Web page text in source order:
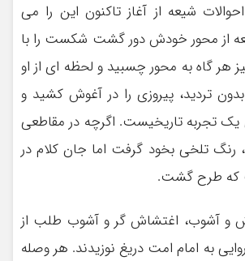
شیعه از آغاز تاکنون این را می
از محور خودش دور گشت شکست را با
هر گاه به محور چسبید و لحظه ای از او
تردید، پیروزی را در آغوش کشید و
تجربه تاریخیست. اگرچه در مقاطعی
رنگ تلخی بخود گرفت اما جان کلام در
که طرح گشت.
و آشوب، اغتشاش گر و آشوب طلب از
به امام امت دریغ نوزیدند. هر وصله